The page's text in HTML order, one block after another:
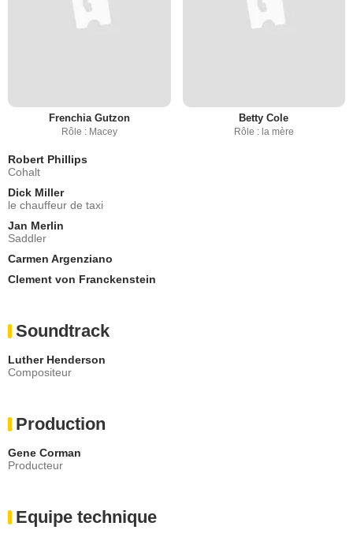
Frenchia Gutzon
Rôle : Macey
Betty Cole
Rôle : la mère
Robert Phillips
Cohalt
Dick Miller
le chauffeur de taxi
Jan Merlin
Saddler
Carmen Argenziano
Clement von Franckenstein
Soundtrack
Luther Henderson
Compositeur
Production
Gene Corman
Producteur
Equipe technique